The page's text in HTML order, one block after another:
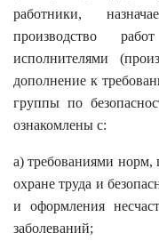
работники,
производство
исполнителями
дополнение к
группы по
ознакомлены с:
а) требованиями норм,
охране труда и
и оформления
заболеваний;